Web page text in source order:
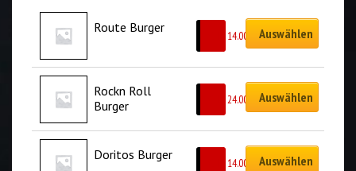
Route Burger
14.00 Auswählen
Rockn Roll
Burger
24.00 Auswählen
Doritos Burger
14.00 Auswählen